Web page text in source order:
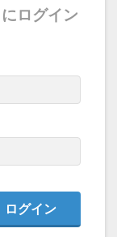
ログイン